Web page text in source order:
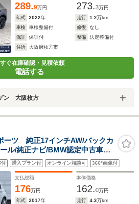
289.9万円 273.3万円
年式
2022年 走行 1.2万km
車検
車検整備付 修復
なし
保証
保証付 整備
法定整備付
住所
大阪府枚方市
ぐ在庫確認・見積依頼
電話する
ン 大阪枚方
ーツ 純正17インチAW/バックカ
ル/純正ナビ/BMW認定中古車保
付 購入プラン付 オンライン相談可 360°画像付
支払総額
176万円
本体価格
162.0万円
年式
2017年 走行 4.3万km